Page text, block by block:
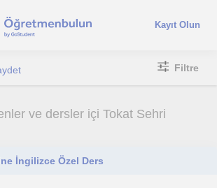
Kayıt Olun
Filtre
ve dersler içi Tokat Sehri
İngilizce Özel Ders